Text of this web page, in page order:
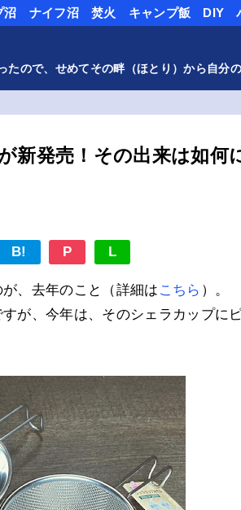
沼 ナイフ沼 焚火 キャンプ飯 DIY
ので、せめてその畔（ほとり）から自分
新発売！その出来は如何
B! P L
、去年のこと（詳細は こちら ）。
が、今年は、そのシェラカップに